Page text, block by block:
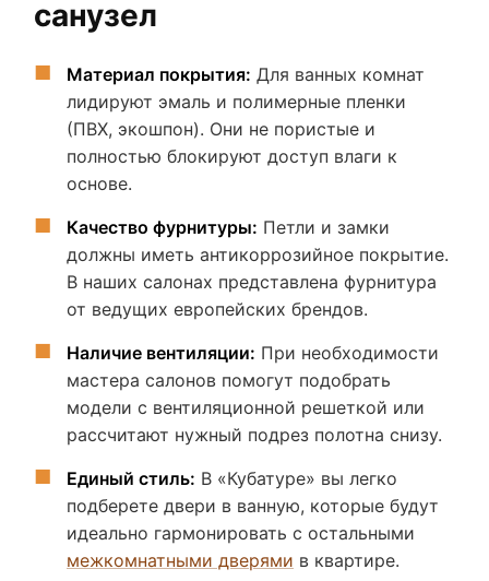
санузел
Материал покрытия: Для ванных комнат
лидируют эмаль и полимерные пленки
(ПВХ, экошпон). Они не пористые и
полностью блокируют доступ влаги к
основе.
Качество фурнитуры: Петли и замки
должны иметь антикоррозийное покрытие.
В наших салонах представлена фурнитура
от ведущих европейских брендов.
Наличие вентиляции: При необходимости
мастера салонов помогут подобрать
модели с вентиляционной решеткой или
рассчитают нужный подрез полотна снизу.
Единый стиль: В «Кубатуре» вы легко
подберете двери в ванную, которые будут
идеально гармонировать с остальными
межкомнатными дверями в квартире.